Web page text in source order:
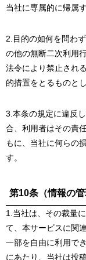
当社に専属的に帰属
2.目的の如何を問わ
の他の無断二次利用
法令により禁止され
的措置をとるものとし
3.本条の規定に違反
合、利用者はその責
もに、当社に何らの
す。
第10条（情報の管
1.当社は、その裁量
て、本サービスに関
一部を自由に利用で
にあたり、当社は投